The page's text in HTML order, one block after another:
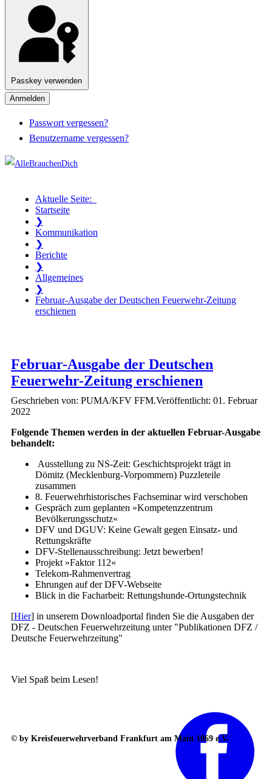
Passkey verwenden
Anmelden
Passwort vergessen?
Benutzername vergessen?
Aktuelle Seite:
Startseite
❯
Kommunikation
❯
Berichte
❯
Allgemeines
❯
Februar-Ausgabe der Deutschen Feuerwehr-Zeitung
erschienen
Februar-Ausgabe der Deutschen
Feuerwehr-Zeitung erschienen
Geschrieben von: PUMA/KFV FFM.Veröffentlicht: 01. Februar
2022
Folgende Themen werden in der aktuellen Februar-Ausgabe
behandelt:
Ausstellung zu NS-Zeit: Geschichtsprojekt trägt in
Dömitz (Mecklenburg-Vorpommern) Puzzleteile
zusammen
8. Feuerwehrhistorisches Fachseminar wird verschoben
Gespräch zum geplanten »Kompetenzzentrum
Bevölkerungsschutz«
DFV und DGUV: Keine Gewalt gegen Einsatz- und
Rettungskräfte
DFV-Stellenausschreibung: Jetzt bewerben!
Projekt »Faktor 112«
Telekom-Rahmenvertrag
Ehrungen auf der DFV-Webseite
Blick in die Facharbeit: Rettungshunde-Ortungstechnik
[Hier] in unserem Downloadportal finden Sie die Ausgaben der
DFZ - Deutschen Feuerwehrzeitung unter "Publikationen DFZ /
Deutsche Feuerwehrzeitung"
Viel Spaß beim Lesen!
© by Kreisfeuerwehrverband Frankfurt am Main 1869 e.V.